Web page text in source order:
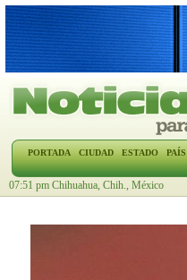
PORTADA CIUDAD ESTADO PAÍS
07:51 pm Chihuahua, Chih., México